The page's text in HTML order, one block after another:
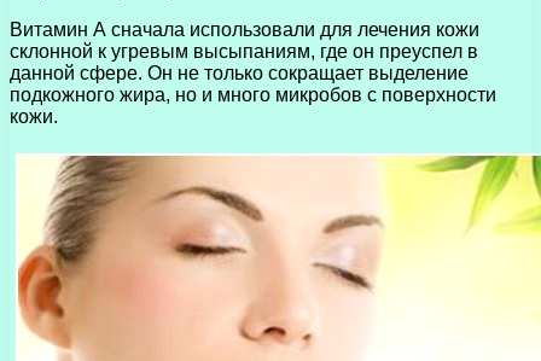
Витамин А сначала использовали для лечения кожи
склонной к угревым высыпаниям, где он преуспел в
данной сфере. Он не только сокращает выделение
подкожного жира, но и много микробов с поверхности
кожи.